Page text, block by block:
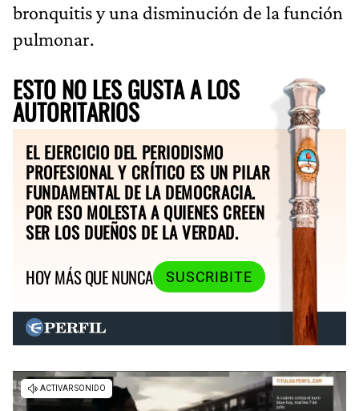
bronquitis y una disminución de la función
pulmonar.
ESTO NO LES GUSTA A LOS
AUTORITARIOS
EL EJERCICIO DEL PERIODISMO
PROFESIONAL Y CRÍTICO ES UN PILAR
FUNDAMENTAL DE LA DEMOCRACIA.
POR ESO MOLESTA A QUIENES CREEN
SER LOS DUEÑOS DE LA VERDAD.
HOY MÁS QUE NUNCA
SUSCRIBITE